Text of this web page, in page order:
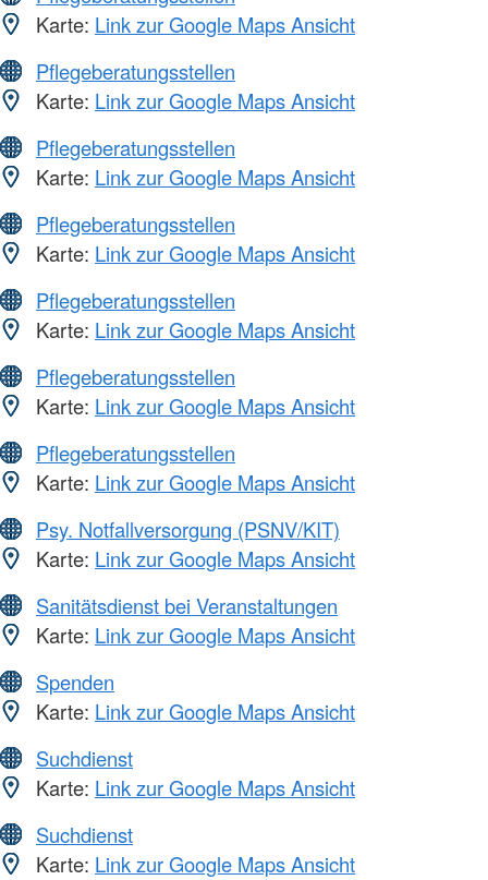
Karte: Link zur Google Maps Ansicht
Pflegeberatungsstellen
Karte: Link zur Google Maps Ansicht
Pflegeberatungsstellen
Karte: Link zur Google Maps Ansicht
Pflegeberatungsstellen
Karte: Link zur Google Maps Ansicht
Pflegeberatungsstellen
Karte: Link zur Google Maps Ansicht
Pflegeberatungsstellen
Karte: Link zur Google Maps Ansicht
Pflegeberatungsstellen
Karte: Link zur Google Maps Ansicht
Psy. Notfallversorgung (PSNV/KIT)
Karte: Link zur Google Maps Ansicht
Sanitätsdienst bei Veranstaltungen
Karte: Link zur Google Maps Ansicht
Spenden
Karte: Link zur Google Maps Ansicht
Suchdienst
Karte: Link zur Google Maps Ansicht
Suchdienst
Karte: Link zur Google Maps Ansicht